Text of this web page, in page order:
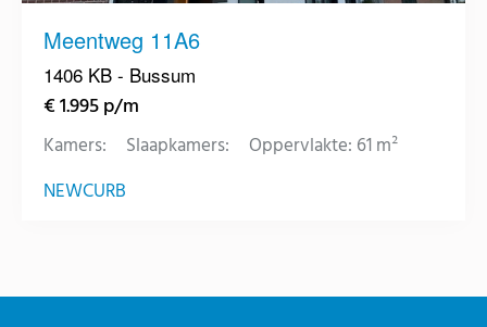
Meentweg 11A6
1406 KB - Bussum
€ 1.995 p/m
Kamers: Slaapkamers:
Oppervlakte: 61 m²
NEWCURB